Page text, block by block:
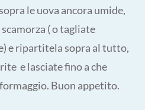
le uova ancora umide,
( o tagliate
e ripartitela sopra al tutto,
e lasciate fino a che
Buon appetito.